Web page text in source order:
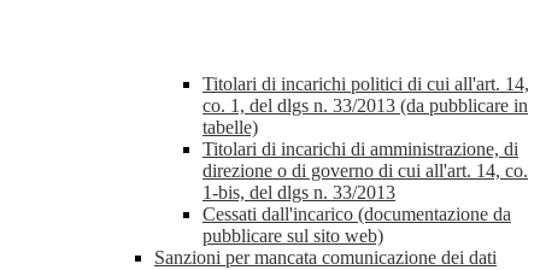
Titolari di incarichi politici di cui all'art. 14,
co. 1, del dlgs n. 33/2013 (da pubblicare in
tabelle)
Titolari di incarichi di amministrazione, di
direzione o di governo di cui all'art. 14, co.
1-bis, del dlgs n. 33/2013
Cessati dall'incarico (documentazione da
pubblicare sul sito web)
Sanzioni per mancata comunicazione dei dati